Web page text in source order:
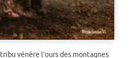
vénère l’ours des montagnes